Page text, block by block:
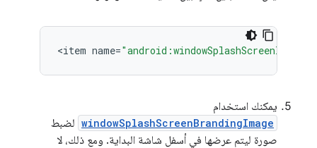
<item name=
يمكنك استخدام
windowSplashScreenBrandingImage لضبط
صورة ليتم عرضها في أسفل شاشة البداية. ومع ذلك، لا